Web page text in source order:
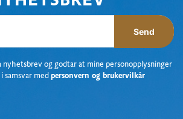
nyhetsbrev og godtar at mine personopplysninger
samsvar med personvern og brukervilkår
Send